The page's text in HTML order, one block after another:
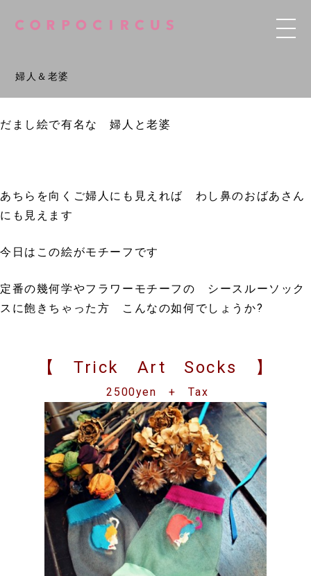
婦人＆老婆
だまし絵で有名な 婦人と老婆
あちらを向くご婦人にも見えれば わし鼻のおばあさん
にも見えます
今日はこの絵がモチーフです
定番の幾何学やフラワーモチーフの シースルーソック
スに飽きちゃった方 こんなの如何でしょうか?
【 Trick Art Socks 】
2500yen + Tax